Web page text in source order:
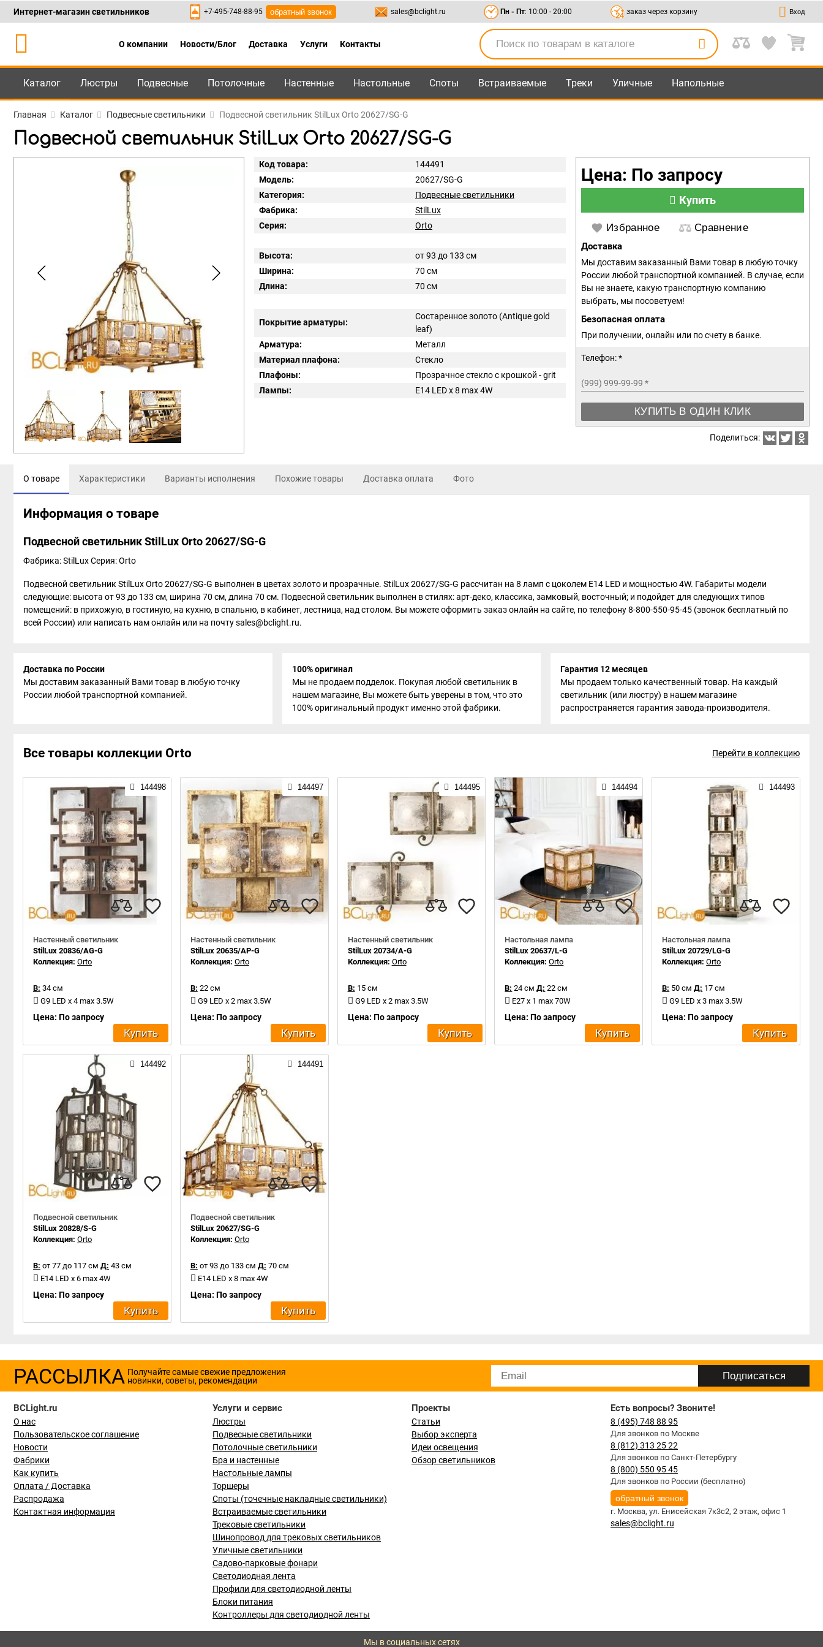
Каталог +7-495-748-88-95 ,8-800-550-95-45 sales@bclight.ru
Интернет-магазин светильников +7-495-748-88-95 обратный звонок sales@bclight.ru Пн - Пт: 10:00 - 20:00 заказ через корзину Вход
О компании Новости/Блог Доставка Услуги Контакты
Каталог Люстры Подвесные Потолочные Настенные Настольные Споты Встраиваемые Треки Уличные Напольные
Главная Каталог Подвесные светильники Подвесной светильник StilLux Orto 20627/SG-G
Подвесной светильник StilLux Orto 20627/SG-G
Код товара:
144491
Модель:
20627/SG-G
Категория:
Подвесные светильники
Фабрика:
StilLux
Серия:
Orto
Высота:
от 93 до 133 см
Ширина:
70 см
Длина:
70 см
Покрытие арматуры:
Состаренное золото (Antique gold
leaf)
Арматура:
Металл
Материал плафона:
Стекло
Плафоны:
Прозрачное стекло с крошкой - grit
Лампы:
E14 LED x 8 max 4W
Цена: По запросу
Купить
Избранное Сравнение
Доставка
Мы доставим заказанный Вами товар в любую точку
России любой транспортной компанией. В случае, если
Вы не знаете, какую транспортную компанию
выбрать, мы посоветуем!
Безопасная оплата
При получении, онлайн или по счету в банке.
Телефон: *
(999) 999-99-99 *
КУПИТЬ В ОДИН КЛИК
Поделиться:
О товаре Характеристики Варианты исполнения Похожие товары Доставка оплата Фото
Информация о товаре
Подвесной светильник StilLux Orto 20627/SG-G
Фабрика: StilLuxСерия: Orto
Подвесной светильник StilLux Orto 20627/SG-G выполнен в цветах золото и прозрачные. StilLux 20627/SG-G рассчитан на 8 ламп с цоколем E14 LED и мощностью 4W. Габариты модели
следующие: высота от 93 до 133 см, ширина 70 см, длина 70 см. Подвесной светильник выполнен в стилях: арт-деко, классика, замковый, восточный; и подойдет для следующих типов
помещений: в прихожую, в гостиную, на кухню, в спальню, в кабинет, лестница, над столом. Вы можете оформить заказ онлайн на сайте, по телефону 8-800-550-95-45 (звонок бесплатный по
всей России) или написать нам онлайн или на почту sales@bclight.ru.
Доставка по России
Мы доставим заказанный Вами товар в любую точку
России любой транспортной компанией.
100% оригинал
Мы не продаем подделок. Покупая любой светильник в
нашем магазине, Вы можете быть уверены в том, что это
100% оригинальный продукт именно этой фабрики.
Гарантия 12 месяцев
Мы продаем только качественный товар. На каждый
светильник (или люстру) в нашем магазине
распространяется гарантия завода-производителя.
Все товары коллекции Orto Перейти в коллекцию
144498
Настенный светильник
StilLux 20836/AG-G
Коллекция: Orto
В: 34 см
G9 LED x 4 max 3.5W
Цена: По запросу
Купить
144497
Настенный светильник
StilLux 20635/AP-G
Коллекция: Orto
В: 22 см
G9 LED x 2 max 3.5W
Цена: По запросу
Купить
144495
Настенный светильник
StilLux 20734/A-G
Коллекция: Orto
В: 15 см
G9 LED x 2 max 3.5W
Цена: По запросу
Купить
144494
Настольная лампа
StilLux 20637/L-G
Коллекция:Orto
В: 24 см Д: 22 см
E27 x 1 max 70W
Цена: По запросу
Купить
144493
Настольная лампа
StilLux 20729/LG-G
Коллекция:Orto
В: 50 см Д: 17 см
G9 LED x 3 max 3.5W
Цена: По запросу
Купить
144492
Подвесной светильник
StilLux 20828/S-G
Коллекция: Orto
В: от 77 до 117 см Д: 43 см
E14 LED x 6 max 4W
Цена: По запросу
Купить
144491
Подвесной светильник
StilLux 20627/SG-G
Коллекция: Orto
В: от 93 до 133 см Д: 70 см
E14 LED x 8 max 4W
Цена: По запросу
Купить
РАССЫЛКА Получайте самые свежие предложения
новинки, советы, рекомендации
BCLight.ru
О нас
Пользовательское соглашение
Новости
Фабрики
Как купить
Оплата / Доставка
Распродажа
Контактная информация
Услуги и сервис
Люстры
Подвесные светильники
Потолочные светильники
Бра и настенные
Настольные лампы
Торшеры
Споты (точечные накладные светильники)
Встраиваемые светильники
Трековые светильники
Шинопровод для трековых светильников
Уличные светильники
Садово-парковые фонари
Светодиодная лента
Профили для светодиодной ленты
Блоки питания
Контроллеры для светодиодной ленты
Проекты
Статьи
Выбор эксперта
Идеи освещения
Обзор светильников
Есть вопросы? Звоните!
8 (495) 748 88 95
Для звонков по Москве
8 (812) 313 25 22
Для звонков по Санкт-Петербургу
8 (800) 550 95 45
Для звонков по России (бесплатно)
обратный звонок
г. Москва, ул. Енисейская 7к3с2, 2 этаж, офис 1
sales@bclight.ru
Мы в социальных сетях